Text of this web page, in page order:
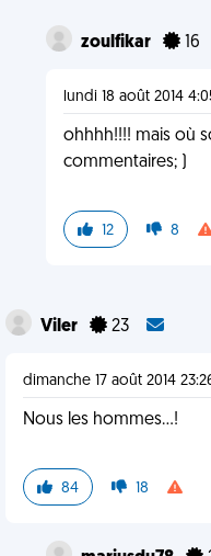
zoulfikar 16
lundi 18 août 2014
ohhhh!!!! mais où
commentaires; )
12 8
Viler 23
dimanche 17 août 2014
Nous les hommes...!
84 18